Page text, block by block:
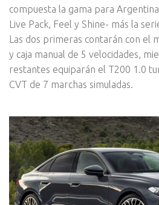
compuesta la gama para
Live Pack, Feel y Shine- más la
Las dos primeras contarán con el
y caja manual de 5 velocidades,
restantes equiparán el T200 1.0
CVT de 7 marchas simuladas.